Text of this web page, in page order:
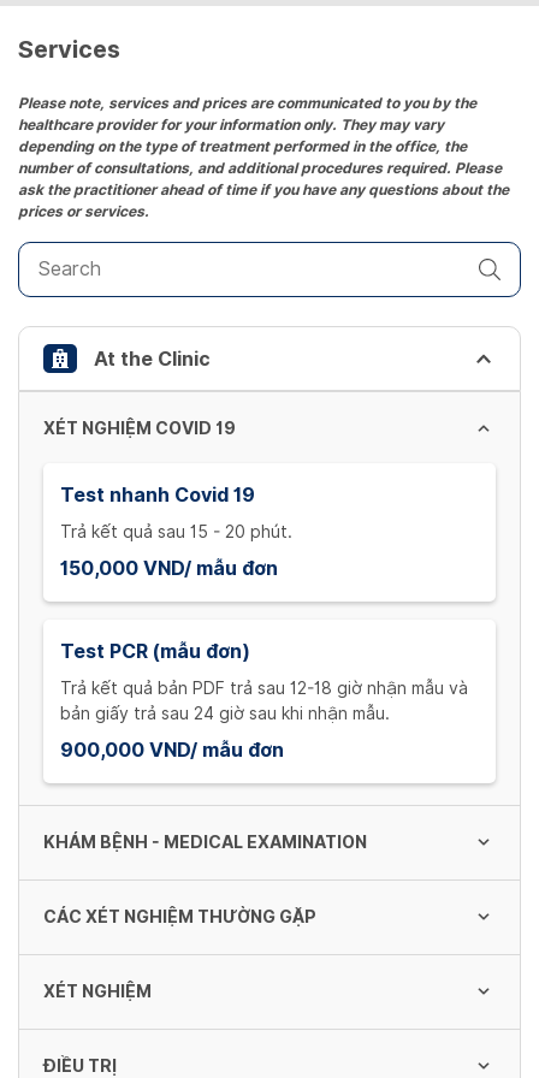
date.
the
question
mark
key
to
get
the
keyboard
shortcuts
for
changing
dates.
Services
Please note, services and prices are communicated to you by the
healthcare provider for your information only. They may vary
depending on the type of treatment performed in the office, the
number of consultations, and additional procedures required. Please
ask the practitioner ahead of time if you have any questions about the
prices or services.
At the Clinic
XÉT NGHIỆM COVID 19
Test nhanh Covid 19
Trả kết quả sau 15 - 20 phút.
150,000 VND/ mẫu đơn
Test PCR (mẫu đơn)
Trả kết quả bản PDF trả sau 12-18 giờ nhận mẫu và
bản giấy trả sau 24 giờ sau khi nhận mẫu.
900,000 VND/ mẫu đơn
KHÁM BỆNH - MEDICAL EXAMINATION
Khám bệnh - Medical examination
CÁC XÉT NGHIỆM THƯỜNG GẶP
HIV kháng nguyên/kháng thể test nhanh
XÉT NGHIỆM
ĐIỀU TRỊ